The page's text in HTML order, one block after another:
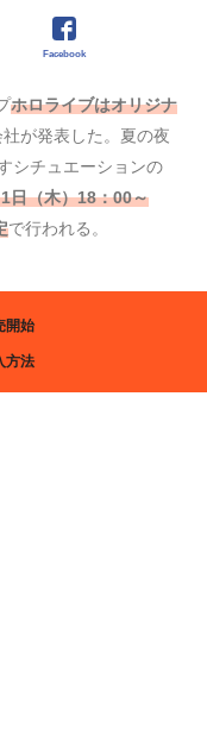
Facebook
ホロライブはオリジナ
が発表した。夏の夜
シチュエーションの
日（木）18：00～
で行われる。
開始
方法